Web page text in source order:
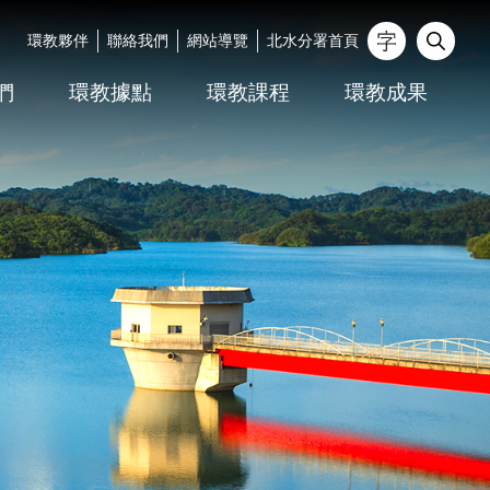
_
環教夥伴 聯絡我們 網站導覽 北水分署首頁
環教據點 環教課程 環教成果